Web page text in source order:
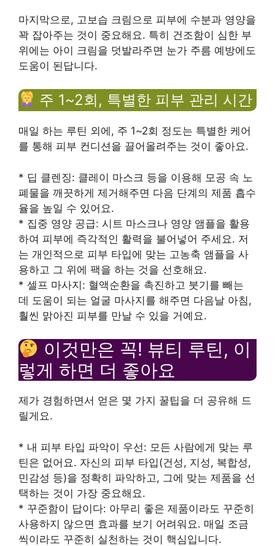
마지막으로, 고보습 크림으로 피부에 수분과 영양을
꽉 잡아주는 것이 중요해요. 특히 건조함이 심한 부
위에는 아이 크림을 덧발라주면 눈가 주름 예방에도
도움이 된답니다.
주 1~2회, 특별한 피부 관리 시간
매일 하는 루틴 외에, 주 1~2회 정도는 특별한 케어
를 통해 피부 컨디션을 끌어올려주는 것이 좋아요.
* 딥 클렌징: 클레이 마스크 등을 이용해 모공 속 노
폐물을 깨끗하게 제거해주면 다음 단계의 제품 흡수
율을 높일 수 있어요.
* 집중 영양 공급: 시트 마스크나 영양 앰플을 활용
하여 피부에 즉각적인 활력을 불어넣어 주세요. 저
는 개인적으로 피부 타입에 맞는 고농축 앰플을 사
용하고 그 위에 팩을 하는 것을 선호해요.
* 셀프 마사지: 혈액순환을 촉진하고 붓기를 빼는
데 도움이 되는 얼굴 마사지를 해주면 다음날 아침,
훨씬 맑아진 피부를 만날 수 있을 거예요.
이것만은 꼭! 뷰티 루틴, 이
렇게 하면 더 좋아요
제가 경험하면서 얻은 몇 가지 꿀팁을 더 공유해 드
릴게요.
* 내 피부 타입 파악이 우선: 모든 사람에게 맞는 루
틴은 없어요. 자신의 피부 타입(건성, 지성, 복합성,
민감성 등)을 정확히 파악하고, 그에 맞는 제품을 선
택하는 것이 가장 중요해요.
* 꾸준함이 답이다: 아무리 좋은 제품이라도 꾸준히
사용하지 않으면 효과를 보기 어려워요. 매일 조금
씩이라도 꾸준히 실천하는 것이 핵심입니다.